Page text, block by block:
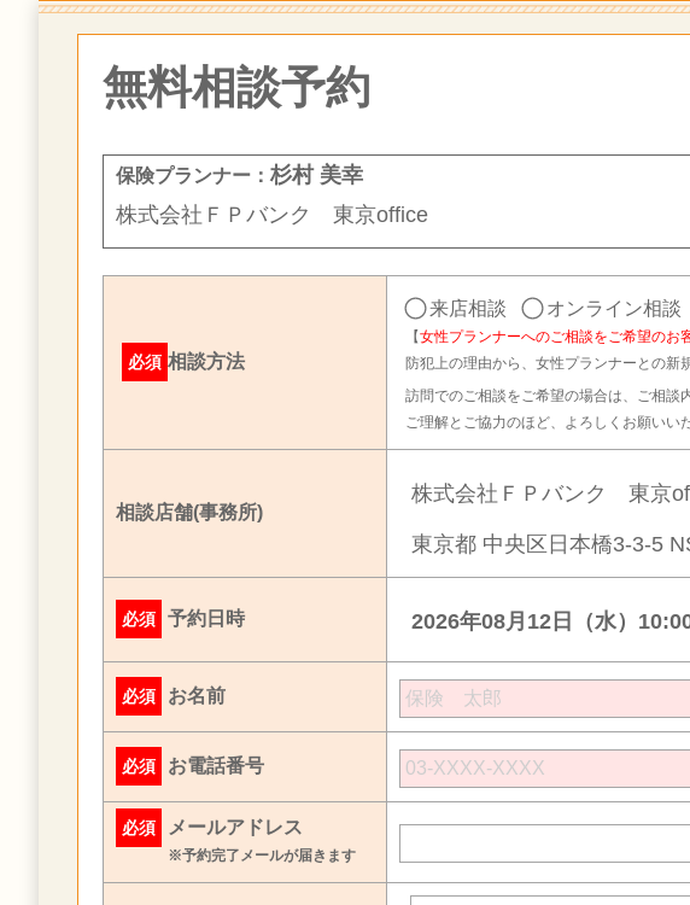
無料相談予約
保険プランナー： 杉村 美幸
株式会社ＦＰバンク 東京office
必須 相談方法
来店相談 オンライン相談
【女性プランナーへのご相談をご希望のお
防犯上の理由から、女性プランナーとの新
訪問でのご相談をご希望の場合は、ご相談
ご理解とご協力のほど、よろしくお願いい
相談店舗(事務所)
株式会社ＦＰバンク 東京
東京都 中央区日本橋3-3-5
必須 予約日時 2026年08月12日（水）
必須 お名前
必須 お電話番号
必須 メールアドレス
※予約完了メールが届きます